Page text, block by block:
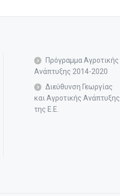
Πρόγραμμα Αγροτικής
Ανάπτυξης 2014-2020
Διεύθυνση Γεωργίας
και Αγροτικής Ανάπτυξης
της Ε.Ε.